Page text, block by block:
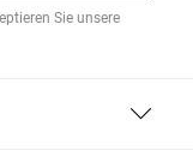
Sie unsere